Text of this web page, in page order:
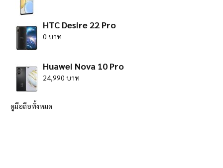
HTC Desire 22 Pro
0 บาท
Huawei Nova 10 Pro
24,990 บาท
ดูมือถือทั้งหมด